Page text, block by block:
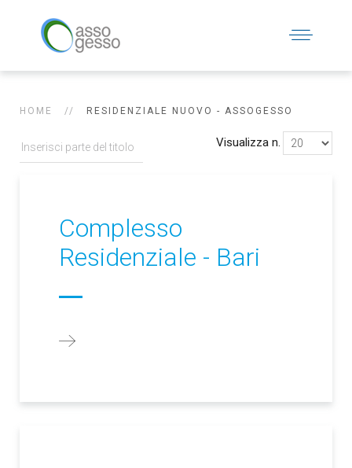
HOME RESIDENZIALE NUOVO - ASSOGESSO
Visualizza n.
Complesso
Residenziale - Bari